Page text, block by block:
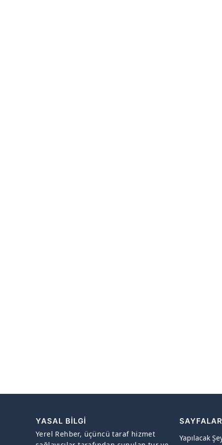
YASAL BILGI
Yerel Rehber, üçüncü taraf hizmet
SAYFALAR
Yapılacak